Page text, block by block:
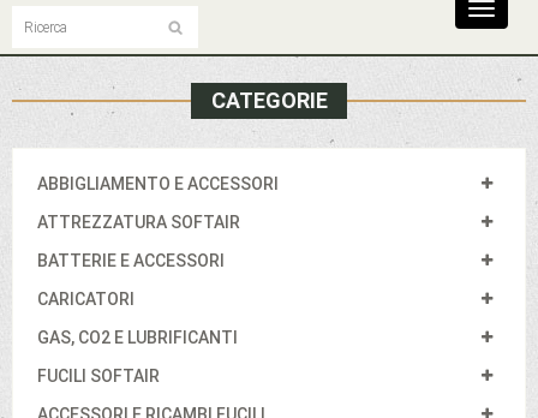
Toggle
CATEGORIE
ABBIGLIAMENTO E ACCESSORI
ATTREZZATURA SOFTAIR
BATTERIE E ACCESSORI
CARICATORI
GAS, CO2 E LUBRIFICANTI
FUCILI SOFTAIR